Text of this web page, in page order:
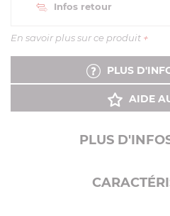
Infos retour
En savoir plus sur ce produit +
PLUS
AIDE
PLUS